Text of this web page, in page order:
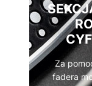
Za
fadera